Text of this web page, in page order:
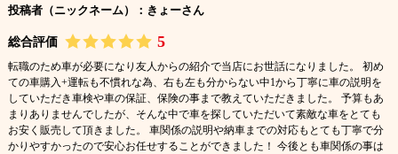
投稿者（ニックネーム）：きょーさん
総合評価 5
転職のため車が必要になり友人からの紹介で当店にお世話になりました。 初め
ての車購入+運転も不慣れな為、右も左も分からない中1から丁寧に車の説明を
していただき車検や車の保証、保険の事まで教えていただきました。 予算もあ
まりありませんでしたが、そんな中で車を探していただいて素敵な車をとても
お安く販売して頂きました。 車関係の説明や納車までの対応もとても丁寧で分
かりやすかったので安心お任せすることができました！ 今後とも車関係の事は